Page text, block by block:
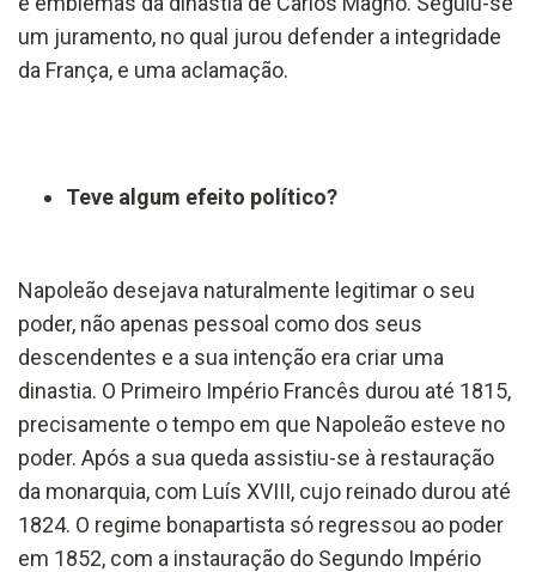
um juramento, no qual jurou defender a integridade
da França, e uma aclamação.
Teve algum efeito político?
Napoleão desejava naturalmente legitimar o seu
poder, não apenas pessoal como dos seus
descendentes e a sua intenção era criar uma
dinastia. O Primeiro Império Francês durou até 1815,
precisamente o tempo em que Napoleão esteve no
poder. Após a sua queda assistiu-se à restauração
da monarquia, com Luís XVIII, cujo reinado durou até
1824. O regime bonapartista só regressou ao poder
em 1852, com a instauração do Segundo Império